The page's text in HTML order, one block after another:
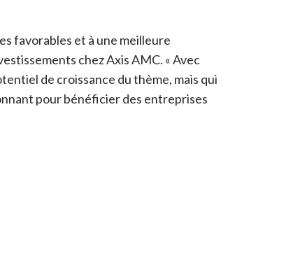
favorables et à une meilleure
chez Axis AMC. « Avec
de croissance du thème, mais qui
pour bénéficier des entreprises